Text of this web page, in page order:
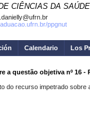
CIÊNCIAS DA SAÚDE
ppgnut
Calendario Los
questão objetiva nº 16 -
do recurso impetrado sobre